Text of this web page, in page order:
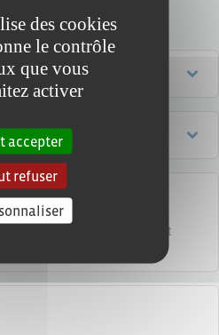
construction : quelles sont
des cookies
le contrôle
que vous
activer
accepter
refuser